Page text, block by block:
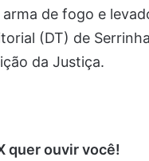
de fogo e
(DT) de
da Justiça.
quer ouvir você!